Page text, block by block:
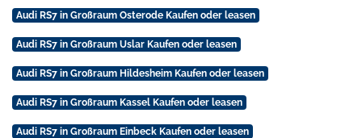
Audi RS7 in Großraum Osterode Kaufen oder leasen
Audi RS7 in Großraum Uslar Kaufen oder leasen
Audi RS7 in Großraum Hildesheim Kaufen oder leasen
Audi RS7 in Großraum Kassel Kaufen oder leasen
Audi RS7 in Großraum Einbeck Kaufen oder leasen